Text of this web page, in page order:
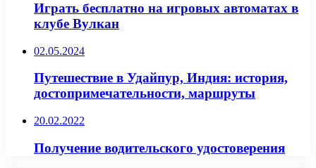
Играть бесплатно на игровых автоматах в
клубе Вулкан
02.05.2024
Путешествие в Удайпур, Индия: история,
достопримечательности, маршруты
20.02.2022
Получение водительского удостоверения